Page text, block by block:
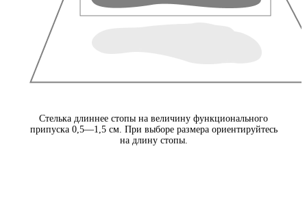
Стелька длиннее стопы на величину функционального
припуска 0,5—1,5 см. При выборе размера ориентируйтесь
на длину стопы.